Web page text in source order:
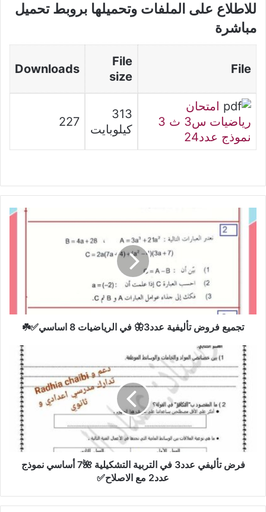
للاطلاع على الملفات وتحميلها بروبط تحميل
مباشرة
File
File
size
Downloads
امتحان
رياضيات س3 ث 3
نموذج عدد24
313
كيلوبايت
227
فروض
تأليفية
اساسي✅
تجميع فروض تأليفية عدد3🦋 في الرياضيات 8 اساسي✅☘️
فرض
تأليفي
عدد3
التربية
التشكيلية
أساسي
نموذج
الاصلاح✅
فرض تأليفي عدد3 في التربية التشكيلية 🌺7 أساسي نموذج
عدد2 مع الاصلاح✅